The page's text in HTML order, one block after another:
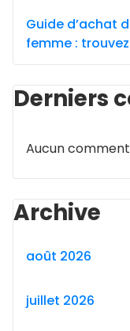
Guide d’achat
femme :
Derniers
Aucun
Archive
août 2026
juillet 2026